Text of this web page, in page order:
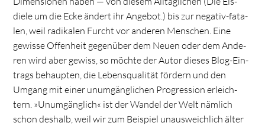
diele um die Ecke ändert ihr Ange­bot.) bis zur nega­tiv-fata­
len, weil radi­ka­len Furcht vor ande­ren Men­schen. Eine
gewisse Offen­heit gegen­über dem Neuen oder dem Ande­
ren wird aber gewiss, so möchte der Autor die­ses Blog-Ein­
trags behaup­ten, die Lebens­qua­li­tät för­dern und den
Umgang mit einer unum­gäng­li­chen Pro­gres­sion erleich­
tern. »Unum­gäng­lich« ist der Wan­del der Welt näm­lich
schon des­halb, weil wir zum Bei­spiel unaus­weich­lich älter